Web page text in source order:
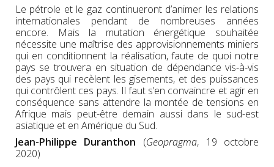
Le pétrole et le gaz continueront d’animer les relations
internationales pendant de nombreuses années
encore. Mais la mutation énergétique souhaitée
nécessite une maîtrise des approvisionnements miniers
qui en conditionnent la réalisation, faute de quoi notre
pays se trouvera en situation de dépendance vis-à-vis
des pays qui recèlent les gisements, et des puissances
qui contrôlent ces pays. Il faut s’en convaincre et agir en
conséquence sans attendre la montée de tensions en
Afrique mais peut-être demain aussi dans le sud-est
asiatique et en Amérique du Sud.
Jean-Philippe Duranthon (Geopragma, 19 octobre
2020)